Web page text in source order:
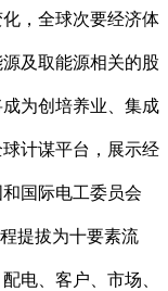
，全球次要经济体
及取能源相关的股
为创培养业、集成
计谋平台，展示经
国际电工委员会
提拔为十要素流
电、客户、市场、